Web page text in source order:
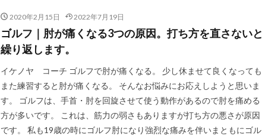
2020年2月15日 2022年7月19日
ゴルフ｜肘が痛くなる3つの原因。打ち方を直さないと
繰り返します。
イケノヤ コーチ ゴルフで肘が痛くなる。 少し休ませて良くなっても
また練習すると肘が痛くなる。 そんなお悩みにお応えしようと思いま
す。 ゴルフは、手首・肘を回旋させて使う動作があるので肘を痛める
方が多いです。 これは、筋力の弱さもありますが打ち方の悪さが原因
です。 私も19歳の時にゴルフ肘になり強烈な痛みを伴いまともにゴル